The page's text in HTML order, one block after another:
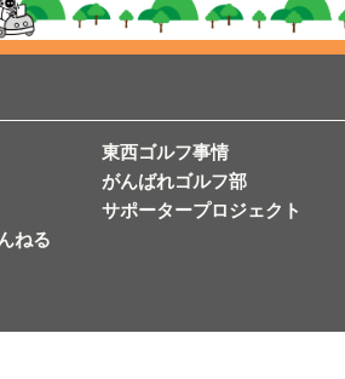
ねる
東西ゴルフ事情
がんばれゴルフ部
サポータープロジェクト